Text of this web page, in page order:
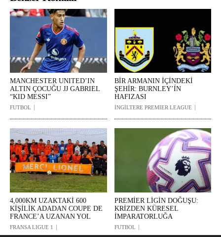
MANCHESTER UNITED’IN
ALTIN ÇOCUĞU JJ GABRIEL
“KID MESSI”
FUTBOL
BİR ARMANIN İÇİNDEKİ
ŞEHİR: BURNLEY’ÍN
HAFIZASI
İNGİLTERE PREMIER LEAGUE
4,000KM UZAKTAKİ 600
KİŞİLİK ADADAN COUPE DE
FRANCE’A UZANAN YOL
FRANSA LIGUE 1
PREMİER LİGİN DOĞUŞU:
KRİZDEN KÜRESEL
İMPARATORLUĞA
FUTBOL